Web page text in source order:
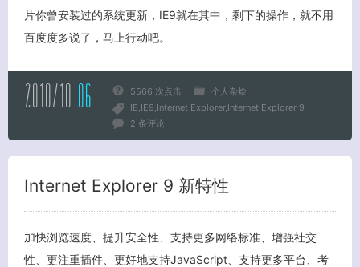
片你曾安装过的系统更新，IE9就在其中，剩下的操作，就不用
百度度多说了，马上行动吧。
2010/10 06 5566 次点击
个人杂烩
IE IE9 Internet Explorer Internet Explorer 9
2 条评论
Internet Explorer 9 新特性
加快浏览速度、提升安全性、支持更多网络标准、增强社交
性、更注重插件、更好地支持JavaScript、支持更多平台、考
客服小美